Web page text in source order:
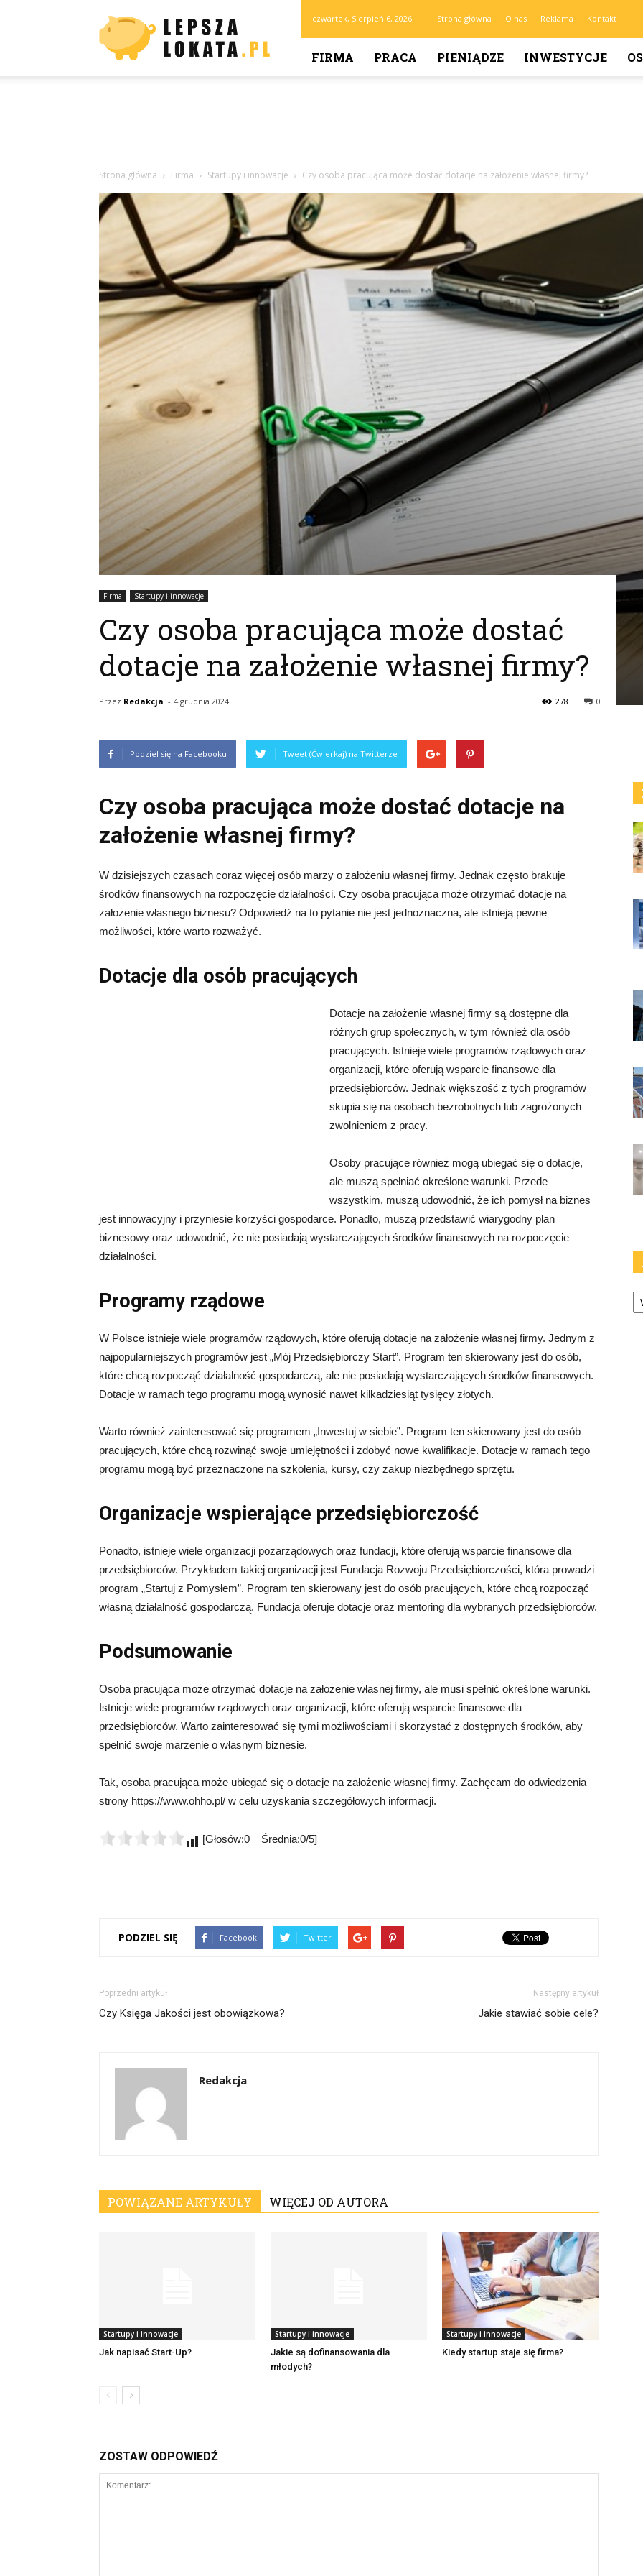
czwartek, Sierpień 6, 2026 Strona główna O nas Reklama Kontakt
FIRMA PRACA PIENIĄDZE INWESTYCJE
Strona główna Firma Startupy i innowacje Czy osoba pracująca może dostać dotacje na założenie własnej firmy?
Firma Startupy i innowacje
Czy osoba pracująca może dostać
dotacje na założenie własnej firmy?
Przez Redakcja - 4 grudnia 2024 0
278
Podziel się na Facebooku Tweet (Ćwierkaj) na Twitterze
Czy osoba pracująca może dostać dotacje na
założenie własnej firmy?
W dzisiejszych czasach coraz więcej osób marzy o założeniu własnej firmy. Jednak często brakuje
środków finansowych na rozpoczęcie działalności. Czy osoba pracująca może otrzymać dotacje na
założenie własnego biznesu? Odpowiedź na to pytanie nie jest jednoznaczna, ale istnieją pewne
możliwości, które warto rozważyć.
Dotacje dla osób pracujących
Dotacje na założenie własnej firmy są dostępne dla
różnych grup społecznych, w tym również dla osób
pracujących. Istnieje wiele programów rządowych oraz
organizacji, które oferują wsparcie finansowe dla
przedsiębiorców. Jednak większość z tych programów
skupia się na osobach bezrobotnych lub zagrożonych
zwolnieniem z pracy.
Osoby pracujące również mogą ubiegać się o dotacje,
ale muszą spełniać określone warunki. Przede
wszystkim, muszą udowodnić, że ich pomysł na biznes
jest innowacyjny i przyniesie korzyści gospodarce. Ponadto, muszą przedstawić wiarygodny plan
biznesowy oraz udowodnić, że nie posiadają wystarczających środków finansowych na rozpoczęcie
działalności.
Programy rządowe
W Polsce istnieje wiele programów rządowych, które oferują dotacje na założenie własnej firmy. Jednym z
najpopularniejszych programów jest „Mój Przedsiębiorczy Start”. Program ten skierowany jest do osób,
które chcą rozpocząć działalność gospodarczą, ale nie posiadają wystarczających środków finansowych.
Dotacje w ramach tego programu mogą wynosić nawet kilkadziesiąt tysięcy złotych.
Warto również zainteresować się programem „Inwestuj w siebie”. Program ten skierowany jest do osób
pracujących, które chcą rozwinąć swoje umiejętności i zdobyć nowe kwalifikacje. Dotacje w ramach tego
programu mogą być przeznaczone na szkolenia, kursy, czy zakup niezbędnego sprzętu.
Organizacje wspierające przedsiębiorczość
Ponadto, istnieje wiele organizacji pozarządowych oraz fundacji, które oferują wsparcie finansowe dla
przedsiębiorców. Przykładem takiej organizacji jest Fundacja Rozwoju Przedsiębiorczości, która prowadzi
program „Startuj z Pomysłem”. Program ten skierowany jest do osób pracujących, które chcą rozpocząć
własną działalność gospodarczą. Fundacja oferuje dotacje oraz mentoring dla wybranych przedsiębiorców.
Podsumowanie
Osoba pracująca może otrzymać dotacje na założenie własnej firmy, ale musi spełnić określone warunki.
Istnieje wiele programów rządowych oraz organizacji, które oferują wsparcie finansowe dla
przedsiębiorców. Warto zainteresować się tymi możliwościami i skorzystać z dostępnych środków, aby
spełnić swoje marzenie o własnym biznesie.
Tak, osoba pracująca może ubiegać się o dotacje na założenie własnej firmy. Zachęcam do odwiedzenia
strony https://www.ohho.pl/ w celu uzyskania szczegółowych informacji.
[Głosów:0 Średnia:0/5]
PODZIEL SIĘ Facebook Twitter
Poprzedni artykuł
Czy Księga Jakości jest obowiązkowa?
Następny artykuł
Jakie stawiać sobie cele?
Redakcja
POWIĄZANE ARTYKUŁY WIĘCEJ OD AUTORA
Startupy i innowacje
Jak napisać Start-Up?
Startupy i innowacje
Jakie są dofinansowania dla
młodych?
Startupy i innowacje
Kiedy startup staje się firma?
ZOSTAW ODPOWIEDŹ